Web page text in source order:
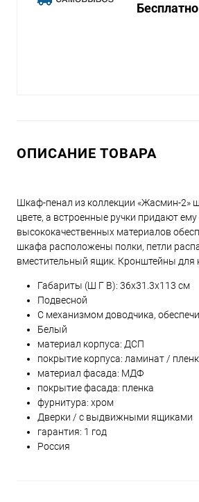
Бесплатно
ОПИСАНИЕ ТОВАРА
Шкаф-пенал из коллекции «Жасмин-2»
цвете, а встроенные ручки придают
высококачественных материалов
шкафа расположены полки, петли
вместительный ящик. Кронштейны для
Габариты (Ш Г В): 36x31.3x113 см
Подвесной
С механизмом доводчика,
Белый
материал корпуса: ДСП
покрытие корпуса: ламинат /
материал фасада: МДФ
покрытие фасада: пленка
фурнитура: хром
Дверки / с выдвижными ящиками
гарантия: 1 год
Россия